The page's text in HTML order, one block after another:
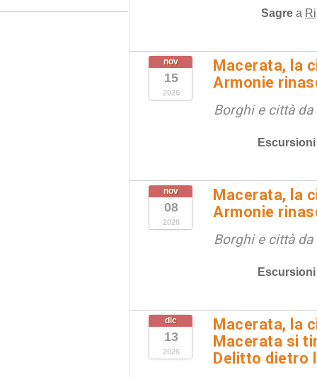
Sagre a
nov
15
2026
Macerata, la
Armonie
Borghi e città
Escursioni
nov
08
2026
Macerata, la
Armonie
Borghi e città
Escursioni
dic
13
2026
Macerata, la
Macerata si
Delitto dietro